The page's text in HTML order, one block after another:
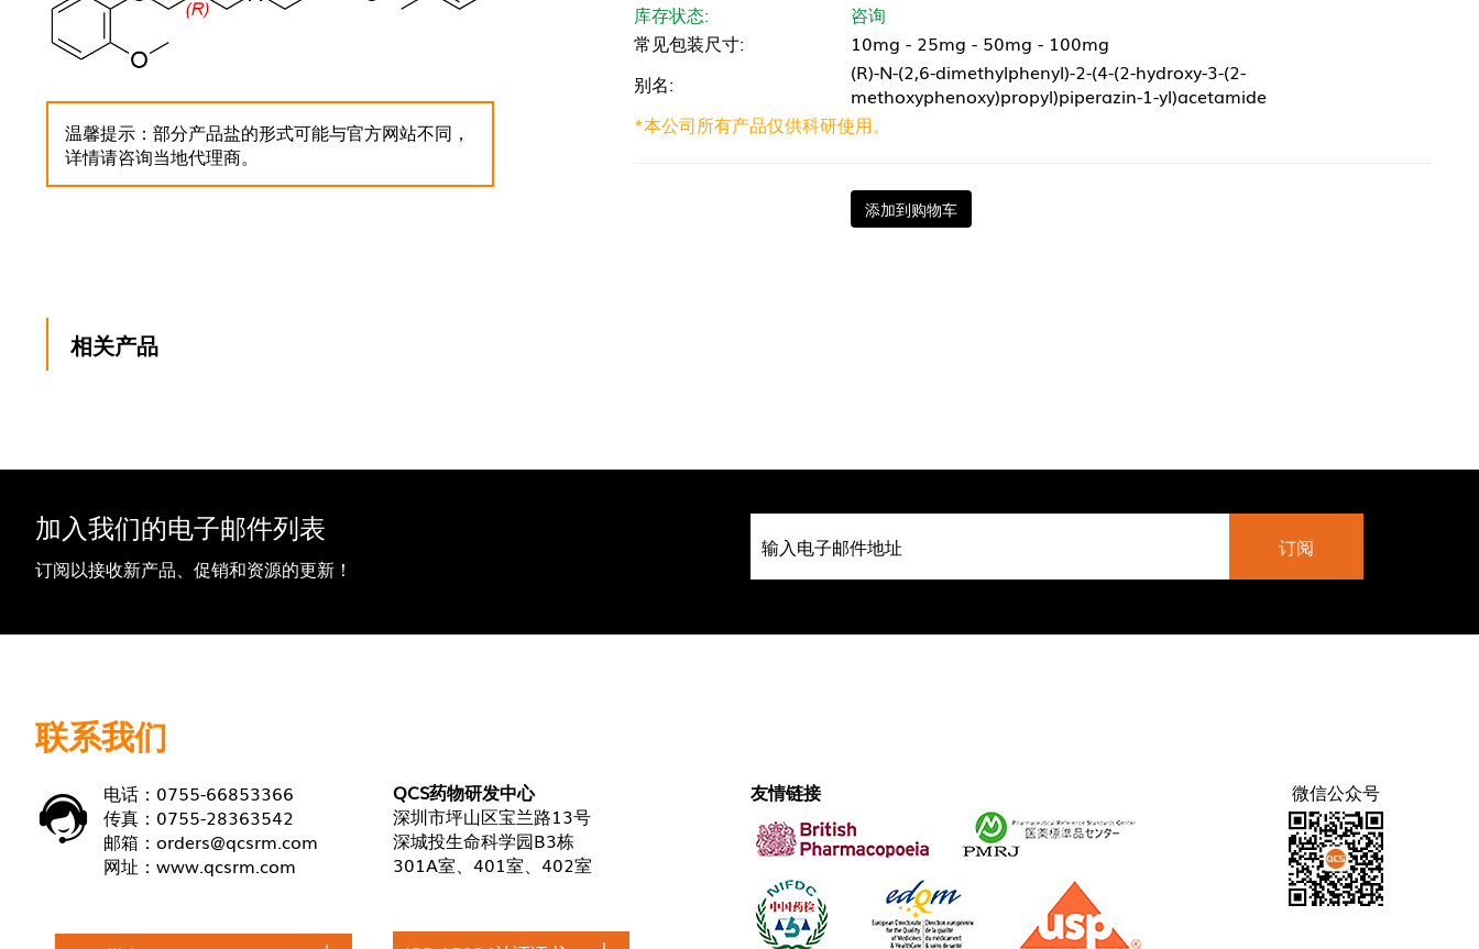
温馨提示：部分产品盐的形式可能与官方网站不同，
详情请咨询当地代理商。
库存状态:
咨询
常见包装尺寸:
10mg - 25mg - 50mg - 100mg
别名:
(R)-N-(2,6-dimethylphenyl)-2-(4-(2-hydroxy-3-(2-
methoxyphenoxy)propyl)piperazin-1-yl)acetamide
*本公司所有产品仅供科研使用。
添加到购物车
相关产品
加入我们的电子邮件列表
订阅以接收新产品、促销和资源的更新！
联系我们
电话：0755-66853366
传真：0755-28363542
邮箱： orders@qcsrm.com
网址： www.qcsrm.com
QCS药物研发中心
深圳市坪山区宝兰路13号
深城投生命科学园B3栋
301A室、401室、402室
友情链接 微信公众号